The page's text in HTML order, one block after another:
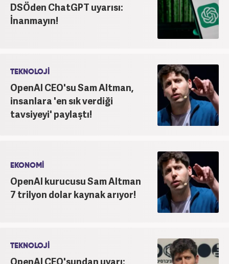
DSÖden ChatGPT uyarısı:
İnanmayın!
TEKNOLOJİ
OpenAI CEO'su Sam Altman,
insanlara 'en sık verdiği
tavsiyeyi' paylaştı!
EKONOMİ
OpenAI kurucusu Sam Altman
7 trilyon dolar kaynak arıyor!
TEKNOLOJİ
OpenAI CEO'sundan uyarı: